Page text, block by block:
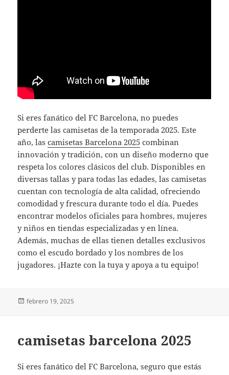
Si eres fanático del FC Barcelona, no puedes
perderte las camisetas de la temporada 2025. Este
año, lascamisetas Barcelona 2025 combinan
innovación y tradición, con un diseño moderno que
respeta los colores clásicos del club. Disponibles en
diversas tallas y para todas las edades, las camisetas
cuentan con tecnología de alta calidad, ofreciendo
comodidad y frescura durante todo el día. Puedes
encontrar modelos oficiales para hombres, mujeres
y niños en tiendas especializadas y en línea.
Además, muchas de ellas tienen detalles exclusivos
como el escudo bordado y los nombres de los
jugadores. ¡Hazte con la tuya y apoya a tu equipo!
Publicado
febrero 19, 2025
camisetas barcelona 2025
Si eres fanático del FC Barcelona, seguro que estás